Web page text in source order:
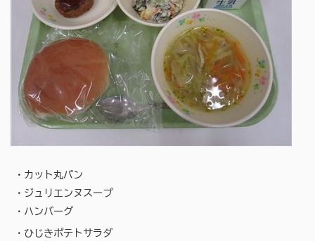
・カット丸パン
・ジュリエンヌスープ
・ハンバーグ
・ひじきポテトサラダ